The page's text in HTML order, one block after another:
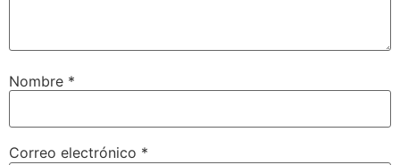
Nombre *
Correo electrónico *